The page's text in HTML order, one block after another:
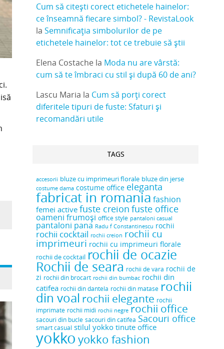
Cum să citești corect etichetele hainelor:
ce înseamnă fiecare simbol? - RevistaLook
laSemnificația simbolurilor de pe
etichetele hainelor: tot ce trebuie să știi
Elena Costache la Moda nu are vârstă:
cum să te îmbraci cu stil și după 60 de ani?
Lascu Maria la Cum să porți corect
diferitele tipuri de fuste: Sfaturi și
recomandări utile
TAGS
accesorii bluze cu imprimeuri florale bluze din jerse
costume dama costume office eleganta
fabricat in romania fashion
femei active fuste creion fuste office
oameni frumoși office style pantaloni casual
pantaloni pana Radu f Constantinescu rochii
rochii cocktail rochii creion rochii cu
imprimeuri rochii cu imprimeuri florale
rochii de cocktail rochii de ocazie
Rochii de seara rochii de vara rochii de
zi rochii din brocart rochii din bumbac rochii din
catifea rochii din dantela rochii din matase rochii
din voal rochii elegante rochii
imprimate rochii midi rochii negre rochii office
sacouri din bucle sacouri din catifea Sacouri office
smart casual stilul yokko tinute office
yokko yokko fashion